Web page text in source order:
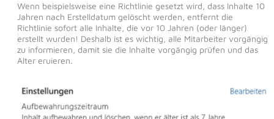
Wenn beispielsweise eine Richtlinie gesetzt wird, dass Inhalte 10
Jahren nach Erstelldatum gelöscht werden, entfernt die
Richtlinie sofort alle Inhalte, die vor 10 Jahren (oder länger)
erstellt wurden! Deshalb ist es wichtig, alle Mitarbeiter vorgängig
zu informieren, damit sie die Inhalte vorgängig prüfen und das
Alter eruieren.